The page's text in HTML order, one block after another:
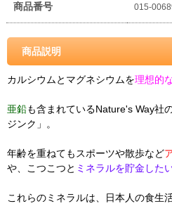
商品番号 015-
商品説明
カルシウムとマグネシウムを理想的
亜鉛も含まれているNature's Way社
ジンク」。
年齢を重ねてもスポーツや散歩など
や、こつこつと ミネラルを貯金した
これらのミネラルは、日本人の食生